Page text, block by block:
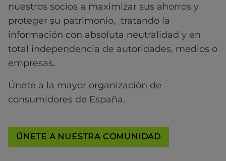
nuestros socios a maximizar sus ahorros y
proteger su patrimonio, tratando la
información con absoluta neutralidad y en
total independencia de autoridades, medios o
empresas.
Únete a la mayor organización de
consumidores de España.
ÚNETE A NUESTRA COMUNIDAD